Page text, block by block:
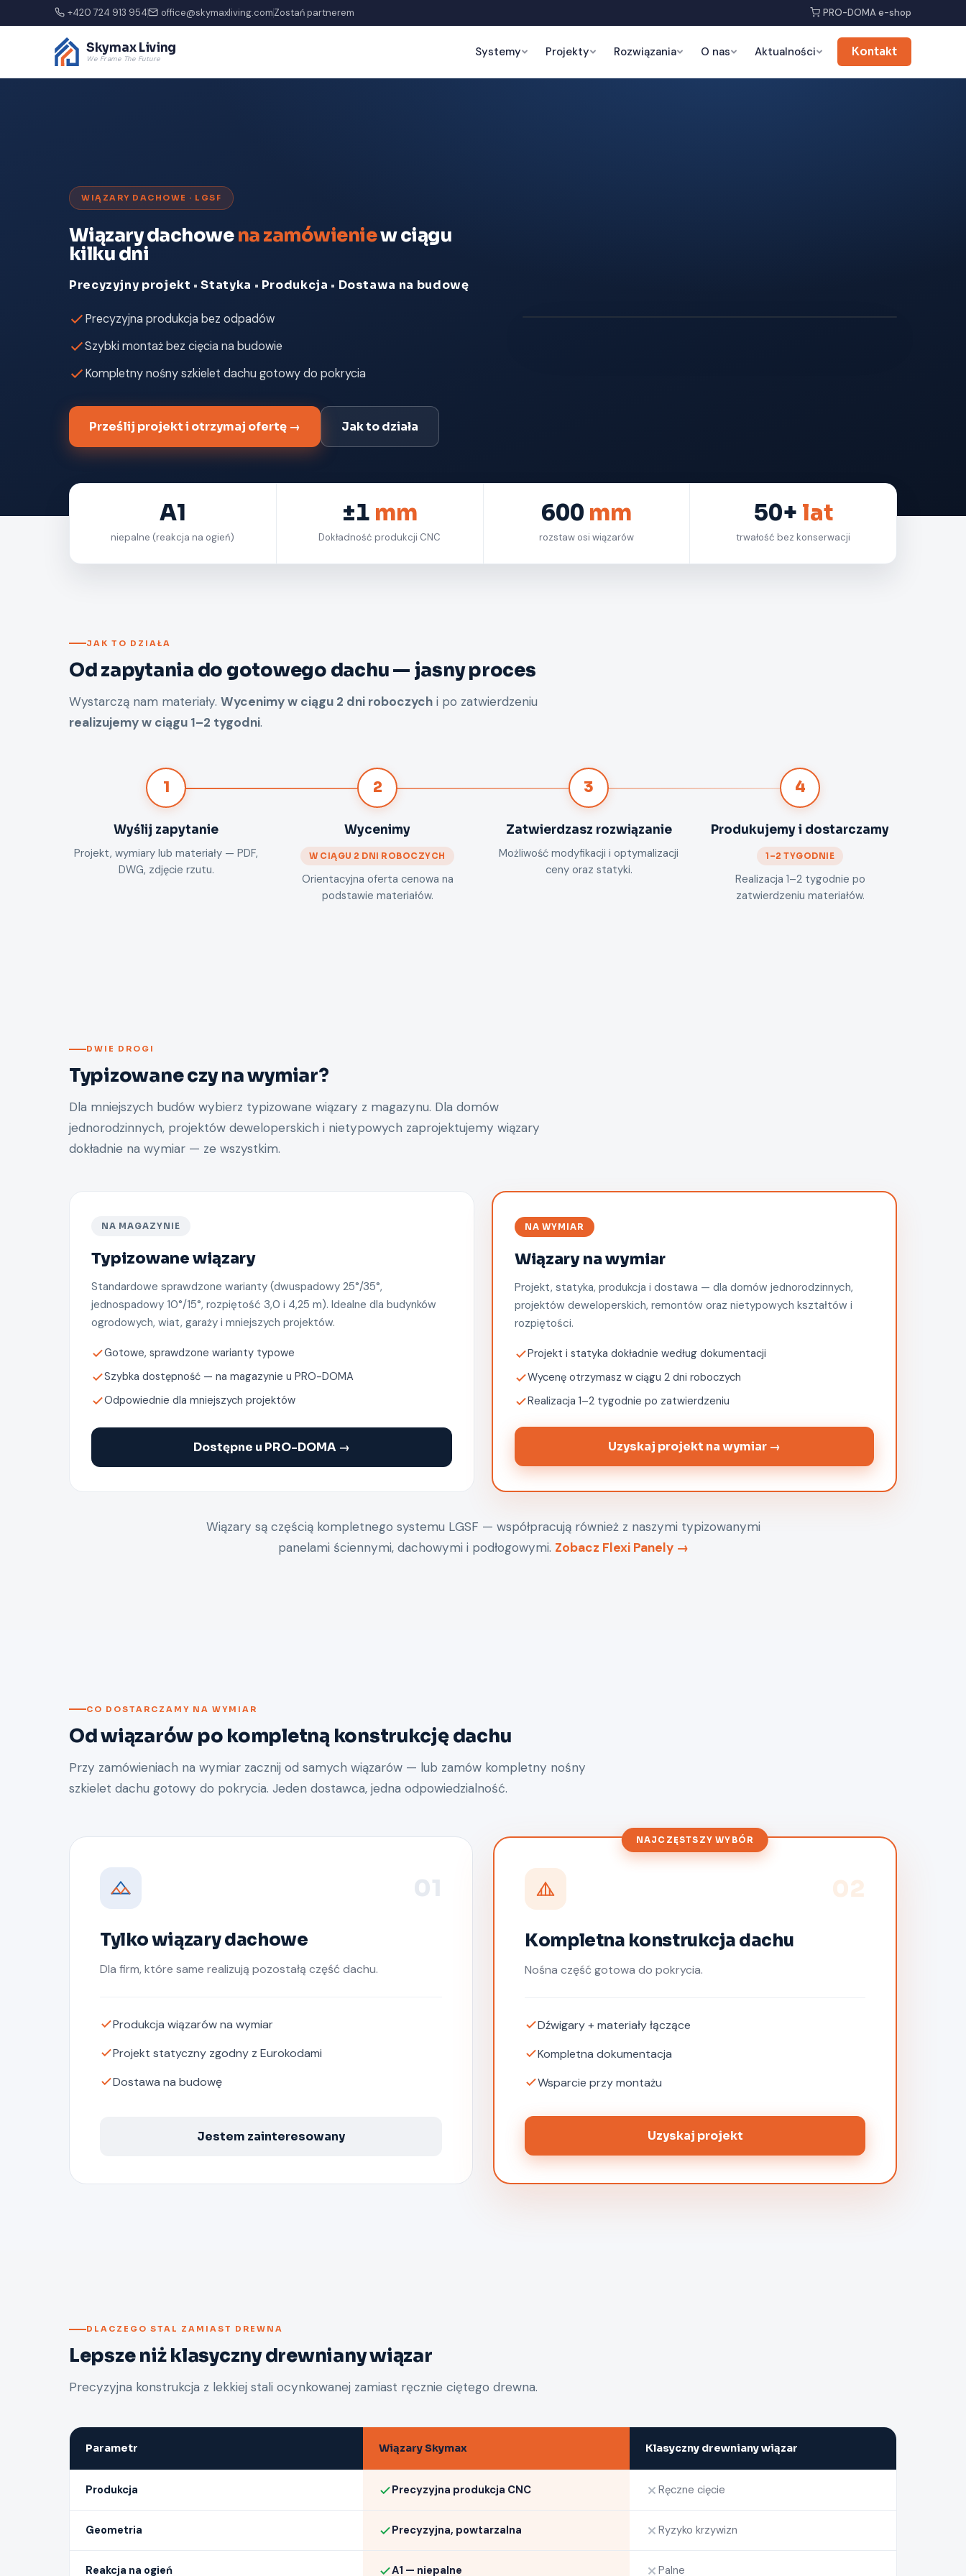
+420 724 913 954 office@skymaxliving.comZostań partnerem PRO-DOMA e-shop
Skymax Living
We Frame The Future Systemy Projekty Rozwiązania O nas Aktualności Kontakt
WIĄZARY DACHOWE · LGSF
Wiązary dachowena zamówieniew ciągu
kilku dni
Precyzyjny projekt •Statyka • Produkcja • Dostawa na budowę
Precyzyjna produkcja bez odpadów
Szybki montaż bez cięcia na budowie
Kompletny nośny szkielet dachu gotowy do pokrycia
Prześlij projekt i otrzymaj ofertę → Jak to działa
A1
niepalne (reakcja na ogień)
±1 mm
Dokładność produkcji CNC
600 mm
rozstaw osi wiązarów
50+ lat
trwałość bez konserwacji
JAK TO DZIAŁA
Od zapytania do gotowego dachu — jasny proces
Wystarczą nam materiały. Wycenimy w ciągu 2 dni roboczych i po zatwierdzeniu
realizujemy w ciągu 1–2 tygodni.
1
Wyślij zapytanie
Projekt, wymiary lub materiały — PDF,
DWG, zdjęcie rzutu.
2
Wycenimy
W CIĄGU 2 DNI ROBOCZYCH
Orientacyjna oferta cenowa na
podstawie materiałów.
3
Zatwierdzasz rozwiązanie
Możliwość modyfikacji i optymalizacji
ceny oraz statyki.
4
Produkujemy i dostarczamy
1–2 TYGODNIE
Realizacja 1–2 tygodnie po
zatwierdzeniu materiałów.
DWIE DROGI
Typizowane czy na wymiar?
Dla mniejszych budów wybierz typizowane wiązary z magazynu. Dla domów
jednorodzinnych, projektów deweloperskich i nietypowych zaprojektujemy wiązary
dokładnie na wymiar — ze wszystkim.
NA MAGAZYNIE
Typizowane wiązary
Standardowe sprawdzone warianty (dwuspadowy 25°/35°,
jednospadowy 10°/15°, rozpiętość 3,0 i 4,25 m). Idealne dla budynków
ogrodowych, wiat, garaży i mniejszych projektów.
Gotowe, sprawdzone warianty typowe
Szybka dostępność — na magazynie u PRO-DOMA
Odpowiednie dla mniejszych projektów
Dostępne u PRO-DOMA →
NA WYMIAR
Wiązary na wymiar
Projekt, statyka, produkcja i dostawa — dla domów jednorodzinnych,
projektów deweloperskich, remontów oraz nietypowych kształtów i
rozpiętości.
Projekt i statyka dokładnie według dokumentacji
Wycenę otrzymasz w ciągu 2 dni roboczych
Realizacja 1–2 tygodnie po zatwierdzeniu
Uzyskaj projekt na wymiar →
Wiązary są częścią kompletnego systemu LGSF — współpracują również z naszymi typizowanymi
panelami ściennymi, dachowymi i podłogowymi. Zobacz Flexi Panely →
CO DOSTARCZAMY NA WYMIAR
Od wiązarów po kompletną konstrukcję dachu
Przy zamówieniach na wymiar zacznij od samych wiązarów — lub zamów kompletny nośny
szkielet dachu gotowy do pokrycia. Jeden dostawca, jedna odpowiedzialność.
01
Tylko wiązary dachowe
Dla firm, które same realizują pozostałą część dachu.
Produkcja wiązarów na wymiar
Projekt statyczny zgodny z Eurokodami
Dostawa na budowę
Jestem zainteresowany
NAJCZĘSTSZY WYBÓR
02
Kompletna konstrukcja dachu
Nośna część gotowa do pokrycia.
Dźwigary + materiały łączące
Kompletna dokumentacja
Wsparcie przy montażu
Uzyskaj projekt
DLACZEGO STAL ZAMIAST DREWNA
Lepsze niż klasyczny drewniany wiązar
Precyzyjna konstrukcja z lekkiej stali ocynkowanej zamiast ręcznie ciętego drewna.
Parametr Wiązary Skymax Klasyczny drewniany wiązar
Produkcja Precyzyjna produkcja CNC Ręczne cięcie
Geometria Precyzyjna, powtarzalna Ryzyko krzywizn
Reakcja na ogień A1 — niepalne Palne